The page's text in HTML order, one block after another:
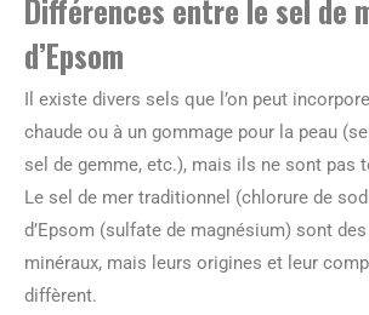
Différences entre le sel de
d’Epsom
Il existe divers sels que l’on peut
chaude ou à un gommage pour la peau
sel de gemme, etc.), mais ils ne sont pas
Le sel de mer traditionnel (chlorure de
d’Epsom (sulfate de magnésium) sont
minéraux, mais leurs origines et leur
diffèrent.